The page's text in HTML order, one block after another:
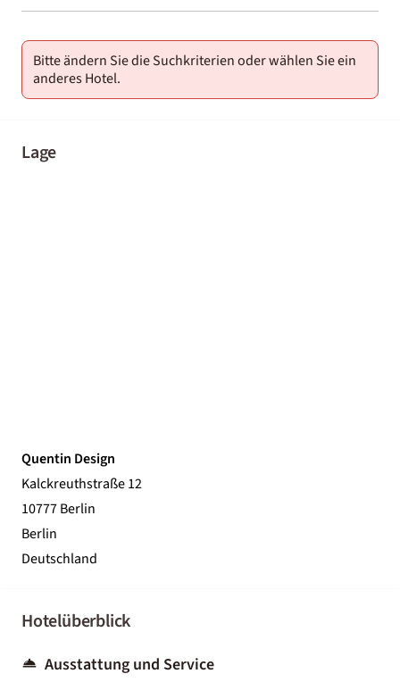
01-02
Bitte ändern Sie die Suchkriterien oder wählen Sie ein
anderes Hotel.
Lage
Quentin Design
Kalckreuthstraße 12
10777 Berlin
Berlin
Deutschland
Hotelüberblick
Ausstattung und Service